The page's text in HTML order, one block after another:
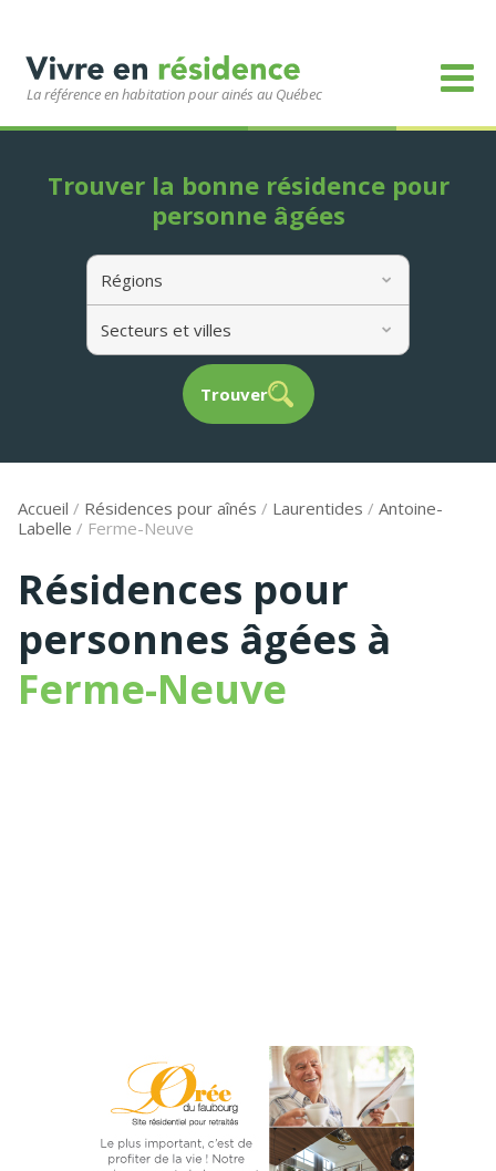
La référence en habitation pour ainés au Québec
Régions
Secteurs et villes
Trouver
Trouver la bonne résidence pour
personne âgées
Accueil / Résidences pour aînés / Laurentides / Antoine-
Labelle / Ferme-Neuve
Résidences pour
personnes âgées à
Ferme-Neuve